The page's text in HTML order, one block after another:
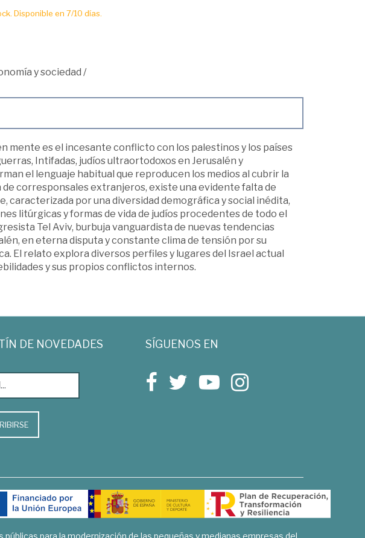
Disponible en 7/10 días.
y sociedad /
mente es el incesante conflicto con los palestinos y los países
Intifadas, judíos ultraortodoxos en Jerusalén y
el lenguaje habitual que reproducen los medios al cubrir la
de corresponsales extranjeros, existe una evidente falta de
caracterizada por una diversidad demográfica y social inédita,
litúrgicas y formas de vida de judíos procedentes de todo el
Tel Aviv, burbuja vanguardista de nuevas tendencias
en eterna disputa y constante clima de tensión por su
El relato explora diversos perfiles y lugares del Israel actual
y sus propios conflictos internos.
DE NOVEDADES SÍGUENOS EN
públicas para la modernización de las pequeñas y medianas empresas del